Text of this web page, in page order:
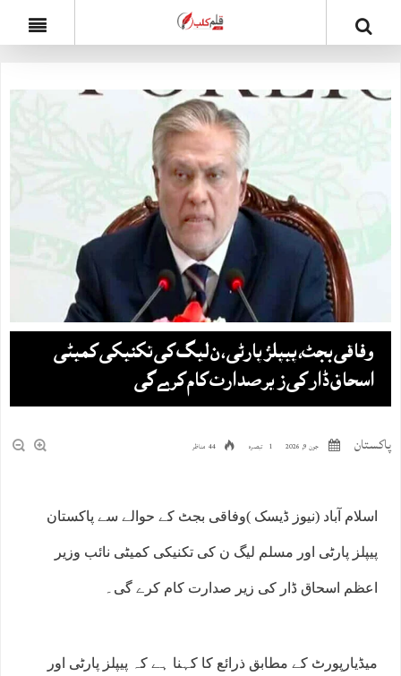
وفاقی بجٹ، پیپلزپارٹی ، ن لیگ کی تکنیکی کمیٹی
اسحاق ڈار کی زیر صدارت کام کرےگی
پاکستان جون 9, 2026 1 تبصرہ 44 مناظر
اسلام آباد (نیوز ڈیسک )وفاقی بجٹ کے حوالے سے پاکستان
پیپلز پارٹی اور مسلم لیگ ن کی تکنیکی کمیٹی نائب وزیر
اعظم اسحاق ڈار کی زیر صدارت کام کرے گی۔
میڈیارپورٹ کے مطابق ذرائع کا کہنا ہے کہ پیپلز پارٹی اور